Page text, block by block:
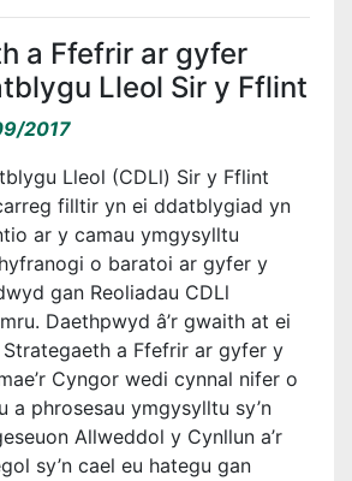
a Ffefrir ar gyfer
Lleol Sir y Fflint
2017
Lleol (CDLl) Sir y Fflint
filltir yn ei ddatblygiad yn
ar y camau ymgysylltu
o baratoi ar gyfer y
gan Reoliadau CDLl
Daethpwyd â’r gwaith at ei
a Ffefrir ar gyfer y
Cyngor wedi cynnal nifer o
a phrosesau ymgysylltu sy’n
Allweddol y Cynllun a’r
sy’n cael eu hategu gan